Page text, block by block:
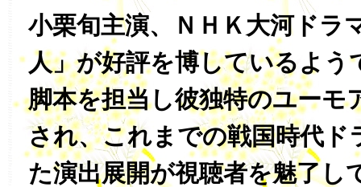
小栗旬主演、ＮＨＫ大河ドラ
人」が好評を博しているよう
脚本を担当し彼独特のユーモ
され、これまでの戦国時代ド
た演出展開が視聴者を魅了し